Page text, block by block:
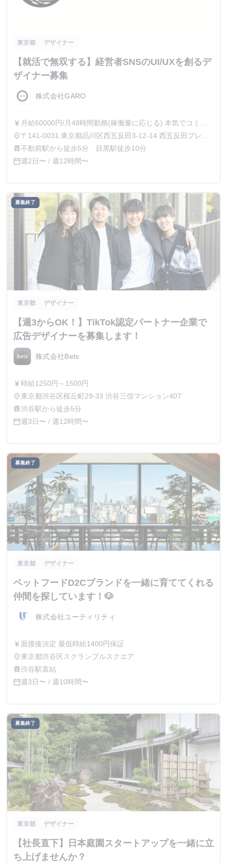
東京都 デザイナー
【就活で無双する】経営者SNSのUI/UXを創るデ
ザイナー募集
株式会社GARO
currency_yen 月給60000円/月48時間勤務(稼働量に応じる) 本気でコミッ
トすれば、学生でも圧倒的な実績と報酬を得られる環境で
す。
place 〒141-0031 東京都品川区西五反田3-12-14 西五反田プレイ
ス8階
train不動前駅から徒歩5分 目黒駅徒歩10分
calendar_today週2日〜 / 週12時間〜
募集終了
東京都 デザイナー
【週3からOK！】TikTok認定パートナー企業で
広告デザイナーを募集します！
株式会社Bets
currency_yen 時給1250円～1500円
place東京都渋谷区桜丘町29-33 渋谷三信マンション407
train渋谷駅から徒歩5分
calendar_today週3日〜 / 週12時間〜
募集終了
東京都 デザイナー
ペットフードD2Cブランドを一緒に育ててくれる
仲間を探しています！🐶
株式会社ユーティリティ
currency_yen 面接後決定 最低時給1400円保証
place東京都渋谷区スクランブルスクエア
train渋谷駅直結
calendar_today週3日〜 / 週10時間〜
募集終了
東京都 デザイナー
【社長直下】日本庭園スタートアップを一緒に立
ち上げませんか？